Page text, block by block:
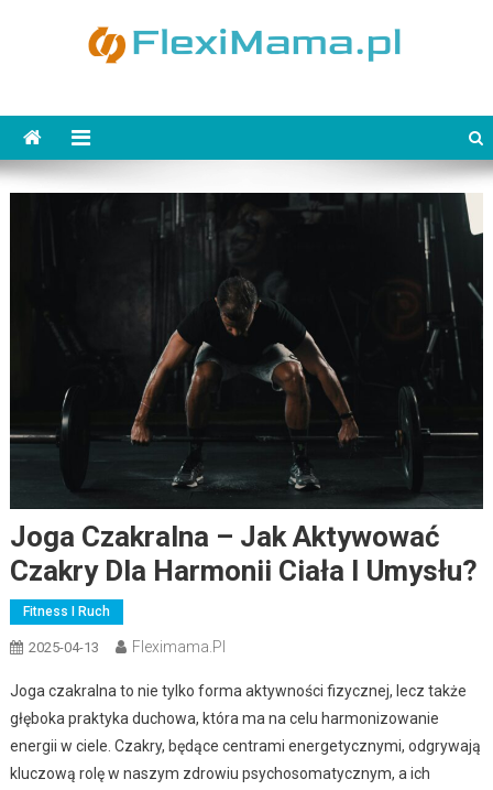
Joga Czakralna – Jak Aktywować
Czakry Dla Harmonii Ciała I Umysłu?
Fitness I Ruch
2025-04-13 Fleximama.pl
Joga czakralna to nie tylko forma aktywności fizycznej, lecz także
głęboka praktyka duchowa, która ma na celu harmonizowanie
energii w ciele. Czakry, będące centrami energetycznymi, odgrywają
kluczową rolę w naszym zdrowiu psychosomatycznym, a ich